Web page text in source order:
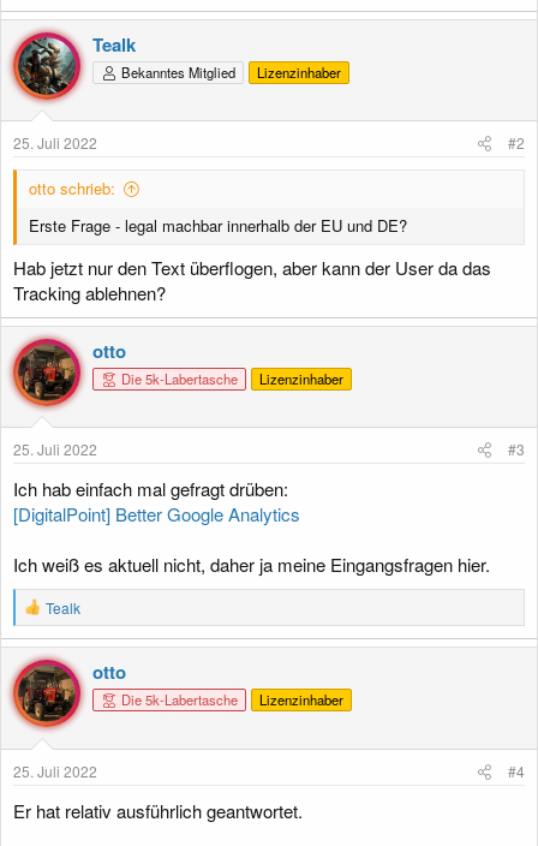
Tealk
Bekanntes Mitglied Lizenzinhaber
25. Juli 2022 #2
otto schrieb:
Erste Frage - legal machbar innerhalb der EU und DE?
Hab jetzt nur den Text überflogen, aber kann der User da das
Tracking ablehnen?
otto
Die 5k-Labertasche Lizenzinhaber
25. Juli 2022 #3
Ich hab einfach mal gefragt drüben:
[DigitalPoint] Better Google Analytics
Ich weiß es aktuell nicht, daher ja meine Eingangsfragen hier.
R
e
a
k
t
i
o
n
n
Tealk
otto
Die 5k-Labertasche Lizenzinhaber
25. Juli 2022 #4
Er hat relativ ausführlich geantwortet.